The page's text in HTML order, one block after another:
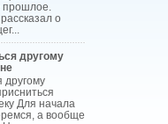
прошлое.
о
другому
другому
Для начала
а вообще